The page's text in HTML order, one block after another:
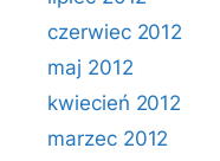
czerwiec 2012
maj 2012
kwiecień 2012
marzec 2012